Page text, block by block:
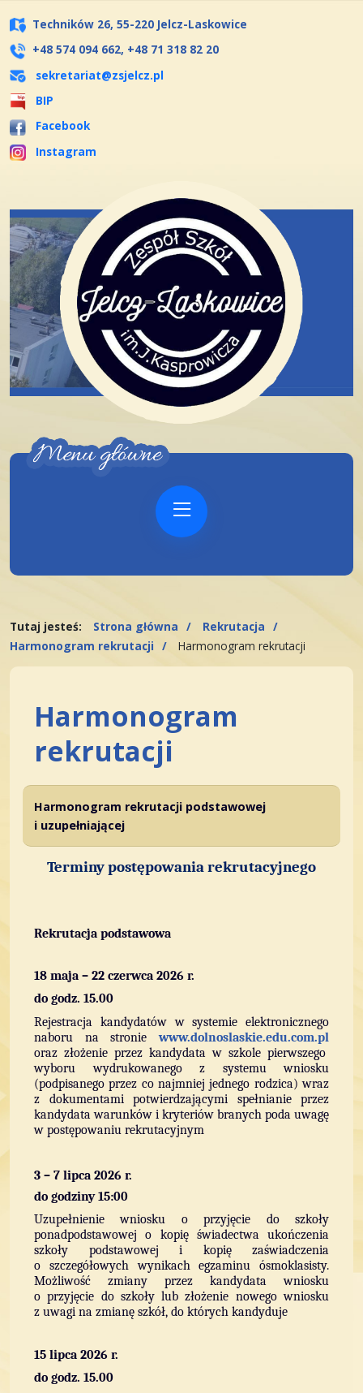
Techników 26, 55-220 Jelcz-Laskowice
+48 574 094 662, +48 71 318 82 20
sekretariat@zsjelcz.pl
BIP
Facebook
Instagram
Tutaj jesteś: Strona główna
Rekrutacja
Harmonogram rekrutacji
Harmonogram rekrutacji
Harmonogram
rekrutacji
Harmonogram rekrutacji podstawowej
i uzupełniającej
Terminy postępowania rekrutacyjnego
Rekrutacja podstawowa
18 maja – 22 czerwca 2026 r.
do godz. 15.00
Rejestracja kandydatów w systemie elektronicznego
naboru na stroniewww.dolnoslaskie.edu.com.pl
oraz złożenie przez kandydata w szkole pierwszego
wyboru wydrukowanego z systemu wniosku
(podpisanego przez co najmniej jednego rodzica) wraz
z dokumentami potwierdzającymi spełnianie przez
kandydata warunków i kryteriów branych poda uwagę
w postępowaniu rekrutacyjnym
3 – 7 lipca 2026 r.
do godziny 15:00
Uzupełnienie wniosku o przyjęcie do szkoły
ponadpodstawowej o kopię świadectwa ukończenia
szkoły podstawowej i kopię zaświadczenia
o szczegółowych wynikach egzaminu ósmoklasisty.
Możliwość zmiany przez kandydata wniosku
o przyjęcie do szkoły lub złożenie nowego wniosku
z uwagi na zmianę szkół, do których kandyduje
15 lipca 2026 r.
do godz. 15.00